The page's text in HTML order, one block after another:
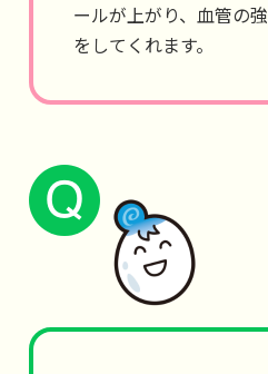
ールが上がり、血管の
をしてくれます。